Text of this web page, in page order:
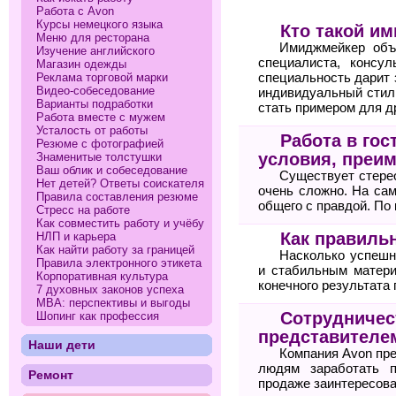
Кто такой
Имиджмейкер
специалиста,
специальность дарит
индивидуальный
стать примером для
Работа в
условия,
Существует
очень сложно. На
общего с правдой. По
Как
Насколько
и стабильным
конечного
Компания Avon
людям заработать
продаже
Работа с Avon
Курсы немецкого языка
Меню для ресторана
Изучение английского
Магазин одежды
Реклама торговой марки
Видео-собеседование
Варианты подработки
Работа вместе с мужем
Усталость от работы
Резюме с фотографией
Знаменитые толстушки
Ваш облик и собеседование
Нет детей? Ответы соискателя
Правила составления резюме
Стресс на работе
Как совместить работу и учёбу
НЛП и карьера
Как найти работу за границей
Правила электронного этикета
Корпоративная культура
7 духовных законов успеха
МВА: перспективы и выгоды
Шопинг как профессия
Наши дети
Ремонт